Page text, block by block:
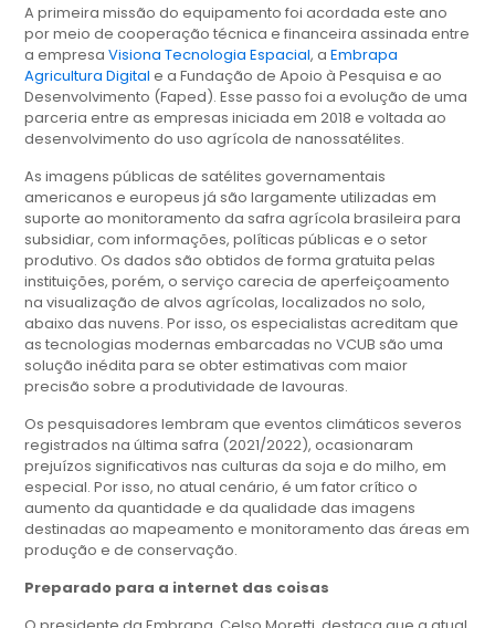
A primeira missão do equipamento foi acordada este ano
por meio de cooperação técnica e financeira assinada entre
a empresaVisiona Tecnologia Espacial, aEmbrapa
Agricultura Digital e a Fundação de Apoio à Pesquisa e ao
Desenvolvimento (Faped). Esse passo foi a evolução de uma
parceria entre as empresas iniciada em 2018 e voltada ao
desenvolvimento do uso agrícola de nanossatélites.
As imagens públicas de satélites governamentais
americanos e europeus já são largamente utilizadas em
suporte ao monitoramento da safra agrícola brasileira para
subsidiar, com informações, políticas públicas e o setor
produtivo. Os dados são obtidos de forma gratuita pelas
instituições, porém, o serviço carecia de aperfeiçoamento
na visualização de alvos agrícolas, localizados no solo,
abaixo das nuvens. Por isso, os especialistas acreditam que
as tecnologias modernas embarcadas no VCUB são uma
solução inédita para se obter estimativas com maior
precisão sobre a produtividade de lavouras.
Os pesquisadores lembram que eventos climáticos severos
registrados na última safra (2021/2022), ocasionaram
prejuízos significativos nas culturas da soja e do milho, em
especial. Por isso, no atual cenário, é um fator crítico o
aumento da quantidade e da qualidade das imagens
destinadas ao mapeamento e monitoramento das áreas em
produção e de conservação.
Preparado para a internet das coisas